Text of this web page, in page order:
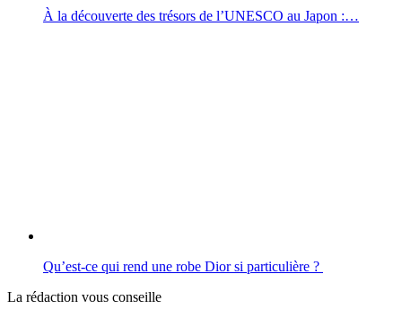
À la découverte des trésors de l’UNESCO au Japon :…
Qu’est-ce qui rend une robe Dior si particulière ?
La rédaction vous conseille